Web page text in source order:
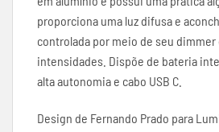
proporciona uma luz difusa e
controlada por meio de seu
intensidades. Dispõe de bateria
alta autonomia e cabo USB C.
Design de Fernando Prado para